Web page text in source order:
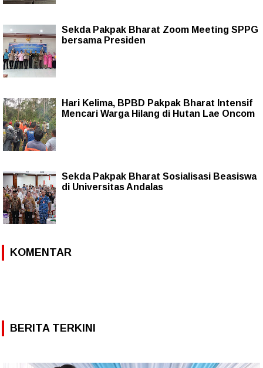
Sekda Pakpak Bharat Zoom Meeting SPPG
bersama Presiden
Hari Kelima, BPBD Pakpak Bharat Intensif
Mencari Warga Hilang di Hutan Lae Oncom
Sekda Pakpak Bharat Sosialisasi Beasiswa
di Universitas Andalas
KOMENTAR
BERITA TERKINI